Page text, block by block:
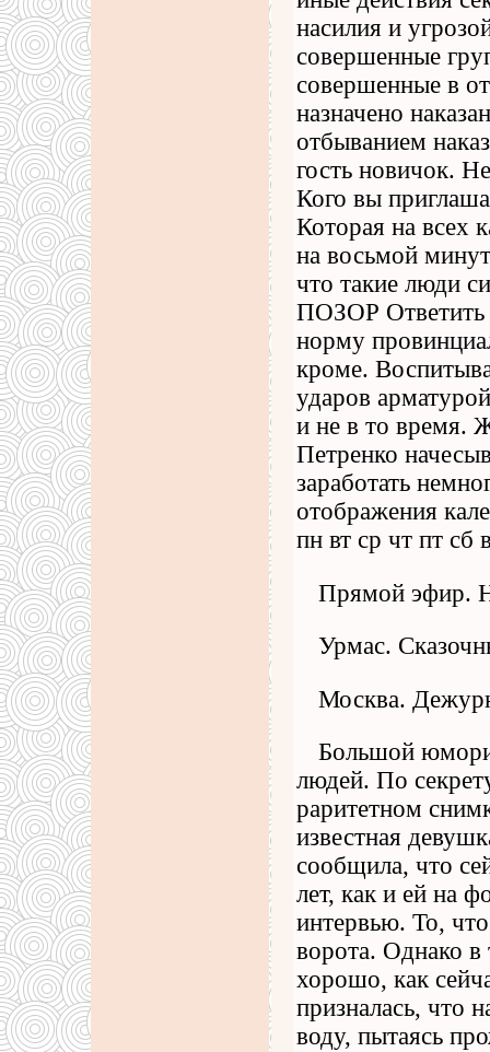
насилия и
совершенные
совершенные в
назначено
отбыванием
гость новичок.
Кого вы
Которая на всех
на восьмой
что такие люди
ПОЗОР Ответить
норму
кроме.
ударов
и не в то время.
Петренко
заработать
отображения
пн вт ср чт пт сб
Прямой эфир.
Урмас.
Москва.
Большой
людей. По
раритетном
известная
сообщила, что
лет, как и ей на
интервью. То, что
ворота. Однако в
хорошо, как
призналась, что
воду, пытаясь